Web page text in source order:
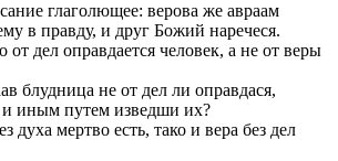
глаголющее: вeрова же авраам
в правду, и друг Божий наречеся.
от дeл оправдается человeк, а не от вeры
блудница не от дeл ли оправдася,
иным путем изведши их?
духа мертво есть, тако и вeра без дeл